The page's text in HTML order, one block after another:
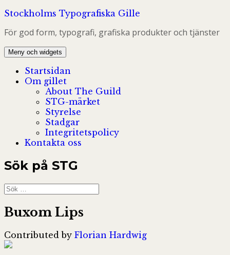
Hoppa
innehåll
Stockholms Typografiska Gille
För god form, typografi, grafiska produkter och tjänster
Meny och widgets
Startsidan
Om gillet
About The Guild
STG-märket
Styrelse
Stadgar
Integritetspolicy
Kontakta oss
Sök på STG
Sök
efter:
Buxom Lips
Contributed by Florian Hardwig